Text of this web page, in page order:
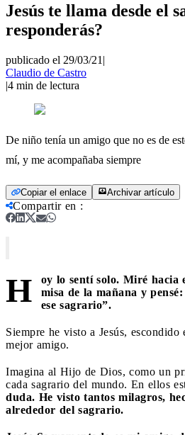
Jesús te llama desde el
responderás?
publicado el 29/03/21 |
Claudio de Castro
|4 min de lectura
De niño tenía un amigo que no es de
mí, y me acompañaba siempre
Copiar el enlace Archivar artículo
Compartir en :
H
oy lo sentí solo. Miré hacia
misa de la mañana y pensé:
ese sagrario”.
Siempre he visto a Jesús,
mejor amigo.
Imagina al Hijo de Dios, como un
cada sagrario del mundo. En ellos
duda. He visto tantos milagros,
alrededor del sagrario.